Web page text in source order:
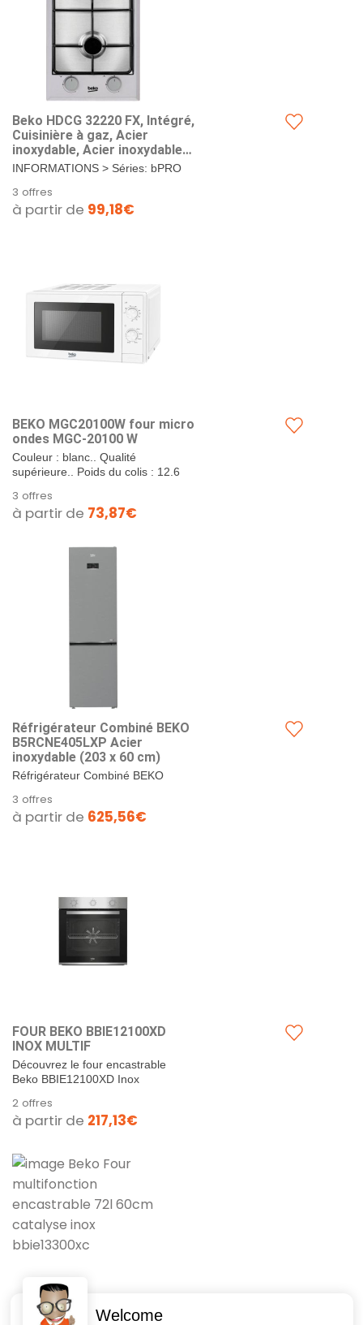
Beko HDCG 32220 FX, Intégré,
Cuisinière à gaz, Acier
inoxydable, Acier inoxydable,
1000 W, 2900 W
INFORMATIONS > Séries: bPRO
plateforme: Domino (plaque en
métal). INFORMATIONS >
3 offres
à partir de 99,18€
BEKO MGC20100W four micro
ondes MGC-20100 W
Couleur : blanc.. Qualité
supérieure.. Poids du colis : 12.6
3 offres
à partir de 73,87€
Réfrigérateur Combiné BEKO
B5RCNE405LXP Acier
inoxydable (203 x 60 cm)
Réfrigérateur Combiné BEKO
(203 x 60 cm).
3 offres
à partir de 625,56€
FOUR BEKO BBIE12100XD
INOX MULTIF
Découvrez le four encastrable
Beko BBIE12100XD Inox
de design moderne et de...
2 offres
à partir de 217,13€
Welcome